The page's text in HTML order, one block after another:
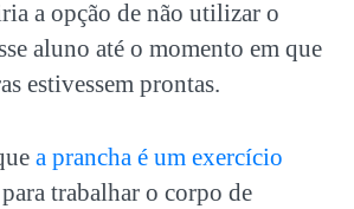
a opção de não utilizar o
aluno até o momento em que
estivessem prontas.
a prancha é um exercício
para trabalhar o corpo de